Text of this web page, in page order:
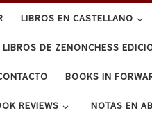
LIBROS EN CASTELLANO
DE ZENONCHESS
BOOKS IN
REVIEWS NOTAS EN